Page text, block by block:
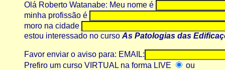
Olá Roberto Watanabe: Meu nome é
minha profissão é
moro na cidade
estou interessado no curso As Patologias das
Favor enviar o aviso para: EMAIL:
Prefiro um curso VIRTUAL na forma LIVE
ou